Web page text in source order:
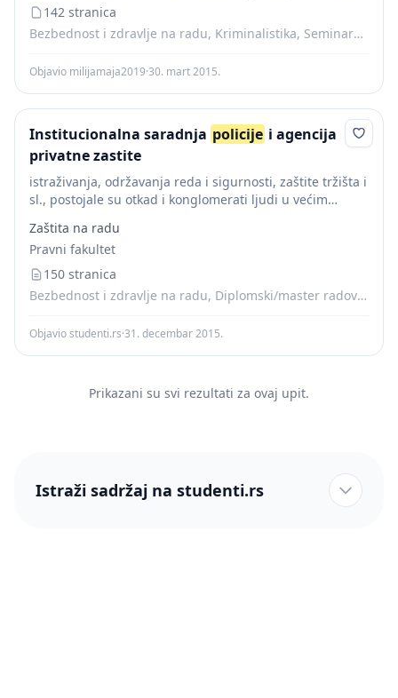
142 stranica
Bezbednost i zdravlje na radu, Kriminalistika, Seminarski radovi, Skripte
Objavio milijamaja2019·30. mart 2015.
Institucionalna saradnja policije i agencija
privatne zastite
istraživanja, održavanja reda i sigurnosti, zaštite tržišta i
sl., postojale su otkad i konglomerati ljudi u većim
historiju od XV do XIX vijeka...
Zaštita na radu
Pravni fakultet
150 stranica
Bezbednost i zdravlje na radu, Diplomski/master radovi, Skripte
Objavio studenti.rs·31. decembar 2015.
Prikazani su svi rezultati za ovaj upit.
Istraži sadržaj na studenti.rs